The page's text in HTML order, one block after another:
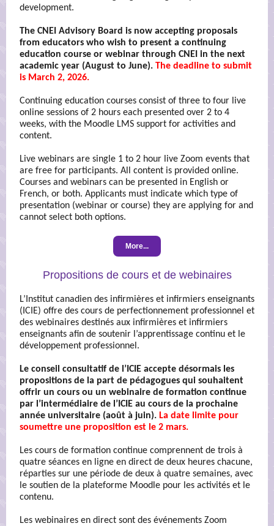
development.
The CNEI Advisory Board is now accepting proposals
from educators who wish to present a continuing
education course or webinar through CNEI in the next
academic year (August to June). The deadline to submit
is March 2, 2026.
Continuing education courses consist of three to four live
online sessions of 2 hours each presented over 2 to 4
weeks, with the Moodle LMS support for activities and
content.
Live webinars are single 1 to 2 hour live Zoom events that
are free for participants. All content is provided online.
Courses and webinars can be presented in English or
French, or both. Applicants must indicate which type of
presentation (webinar or course) they are applying for and
cannot select both options.
More...
Propositions de cours et de webinaires
L’Institut canadien des infirmières et infirmiers enseignants
(ICIE) offre des cours de perfectionnement professionnel et
des webinaires destinés aux infirmières et infirmiers
enseignants afin de soutenir l’apprentissage continu et le
développement professionnel.
Le conseil consultatif de l’ICIE accepte désormais les
propositions de la part de pédagogues qui souhaitent
offrir un cours ou un webinaire de formation continue
par l’intermédiaire de l’ICIE au cours de la prochaine
année universitaire (août à juin). La date limite pour
soumettre une proposition est le 2 mars.
Les cours de formation continue comprennent de trois à
quatre séances en ligne en direct de deux heures chacune,
réparties sur une période de deux à quatre semaines, avec
le soutien de la plateforme Moodle pour les activités et le
contenu.
Les webinaires en direct sont des événements Zoom